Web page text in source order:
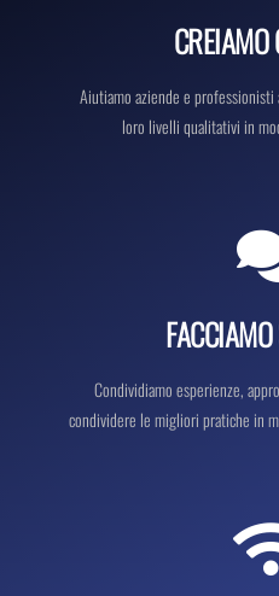
CREIAMO
Aiutiamo aziende e
loro livelli qualitativi in
Condividiamo esperienze,
condividere le migliori pratiche in